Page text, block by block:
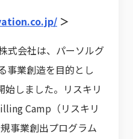
＞
式会社は、パーソルグ
事業創造を目的とし
始しました。リスキリ
Camp（リスキリ
事業創出プログラム